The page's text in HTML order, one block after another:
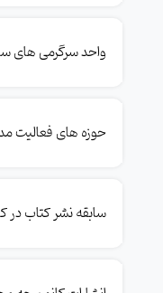
واحد سرگرمی های
حوزه های فعالیت
سابقه نشر کتاب در